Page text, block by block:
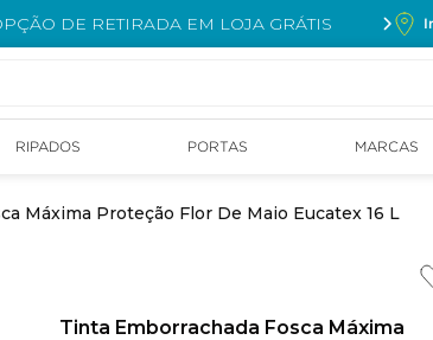
DE RETIRADA EM LOJA GRÁTIS
RIPADOS PORTAS MARCAS
Máxima Proteção Flor De Maio Eucatex 16 L
Tinta Emborrachada Fosca Máxima